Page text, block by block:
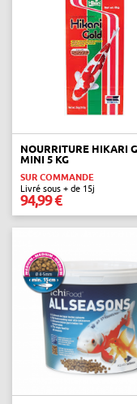
NOURRITURE HIKARI
MINI 5 KG
SUR COMMANDE
Livré sous + de 15j
94,99 €